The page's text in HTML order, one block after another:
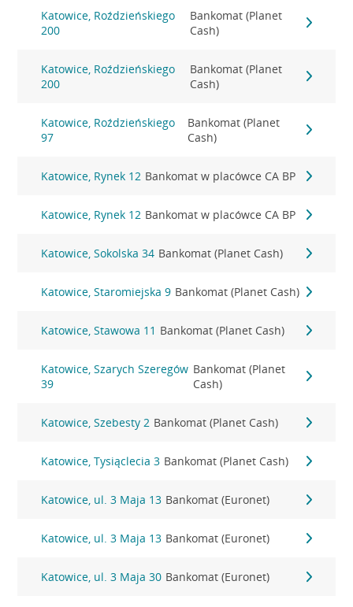
Katowice, Roździeńskiego
200
Bankomat (Planet
Cash)
Katowice, Roździeńskiego
200
Bankomat (Planet
Cash)
Katowice, Roździeńskiego
97
Bankomat (Planet
Cash)
Katowice, Rynek 12 Bankomat w placówce CA BP
Katowice, Rynek 12 Bankomat w placówce CA BP
Katowice, Sokolska 34 Bankomat (Planet Cash)
Katowice, Staromiejska 9 Bankomat (Planet Cash)
Katowice, Stawowa 11 Bankomat (Planet Cash)
Katowice, Szarych Szeregów
39
Bankomat (Planet
Cash)
Katowice, Szebesty 2 Bankomat (Planet Cash)
Katowice, Tysiąclecia 3 Bankomat (Planet Cash)
Katowice, ul. 3 Maja 13 Bankomat (Euronet)
Katowice, ul. 3 Maja 13 Bankomat (Euronet)
Katowice, ul. 3 Maja 30 Bankomat (Euronet)